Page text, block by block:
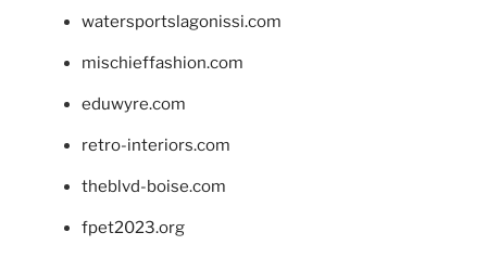
watersportslagonissi.com
mischieffashion.com
eduwyre.com
retro-interiors.com
theblvd-boise.com
fpet2023.org